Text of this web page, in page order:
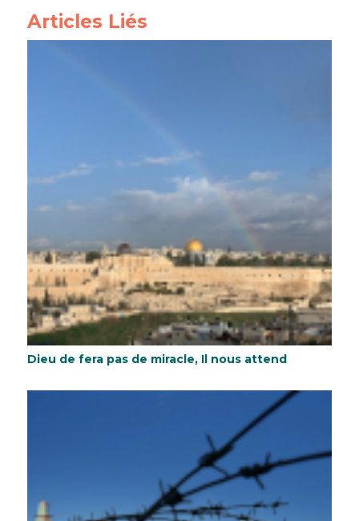
Articles Liés
Dieu de fera pas de miracle, Il nous attend